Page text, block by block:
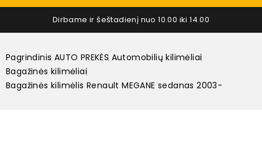
Dirbame ir šeštadienį nuo 10.00 iki 14.00
Pagrindinis AUTO PREKĖS Automobilių kilimėliai
Bagažinės kilimėliai
Bagažinės kilimėlis Renault MEGANE sedanas 2003-